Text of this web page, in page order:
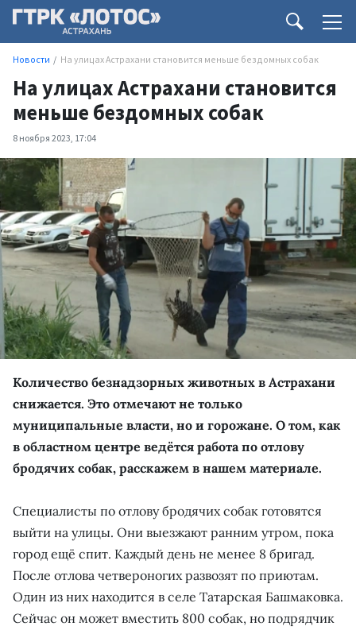
Новости На улицах Астрахани становится меньше бездомных собак
На улицах Астрахани становится
меньше бездомных собак
8 ноября 2023, 17:04
Количество безнадзорных животных в Астрахани
снижается. Это отмечают не только
муниципальные власти, но и горожане. О том, как
в областном центре ведётся работа по отлову
бродячих собак, расскажем в нашем материале.
Специалисты по отлову бродячих собак готовятся
выйти на улицы. Они выезжают ранним утром, пока
город ещё спит. Каждый день не менее 8 бригад.
После отлова четвероногих развозят по приютам.
Один из них находится в селе Татарская Башмаковка.
Сейчас он может вместить 800 собак, но подрядчик